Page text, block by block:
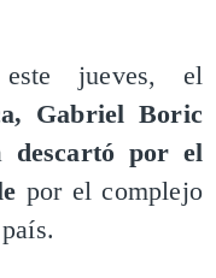
jueves, el
Gabriel Boric
descartó por el
por el complejo